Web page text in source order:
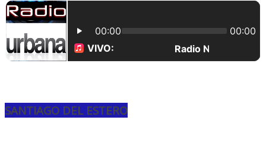
SANTIAGO DEL ESTERO